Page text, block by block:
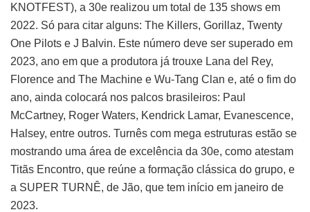
KNOTFEST), a 30e realizou um total de 135 shows em
2022. Só para citar alguns: The Killers, Gorillaz, Twenty
One Pilots e J Balvin. Este número deve ser superado em
2023, ano em que a produtora já trouxe Lana del Rey,
Florence and The Machine e Wu-Tang Clan e, até o fim do
ano, ainda colocará nos palcos brasileiros: Paul
McCartney, Roger Waters, Kendrick Lamar, Evanescence,
Halsey, entre outros. Turnês com mega estruturas estão se
mostrando uma área de excelência da 30e, como atestam
Titãs Encontro, que reúne a formação clássica do grupo, e
a SUPER TURNÊ, de Jão, que tem início em janeiro de
2023.